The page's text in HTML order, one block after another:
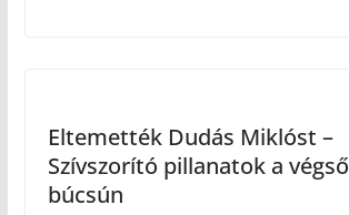
Eltemették Dudás Miklóst –
Szívszorító pillanatok a végső
búcsún